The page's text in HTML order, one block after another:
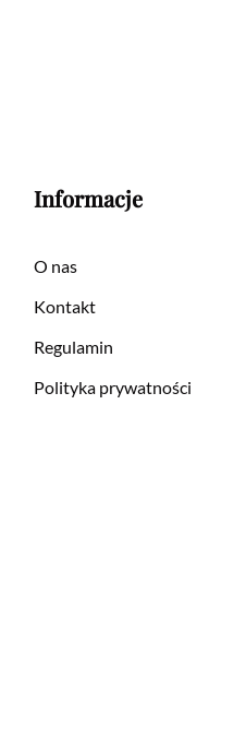
Informacje
O nas
Kontakt
Regulamin
Polityka prywatności